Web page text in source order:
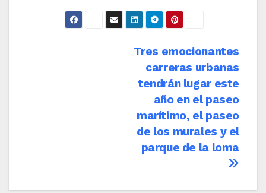
Tres emocionantes
carreras urbanas
tendrán lugar este
año en el paseo
marítimo, el paseo
de los murales y el
parque de la loma